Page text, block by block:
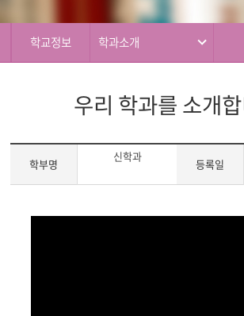
학교정보 학과소개
우리 학과를 소개
학부명
신학과
등록일